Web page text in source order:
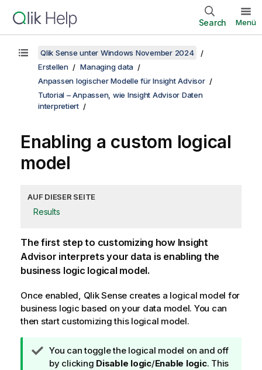
Search Menü
Qlik Sense unter Windows November 2024
Erstellen
Managing data
Anpassen logischer Modelle für Insight Advisor
Tutorial – Anpassen, wie Insight Advisor Daten
interpretiert
Enabling a custom logical
model
AUF DIESER SEITE
Results
The first step to customizing how Insight
Advisor interprets your data is enabling the
business logic logical model.
Once enabled, Qlik Sense creates a logical model for
business logic based on your data model. You can
then start customizing this logical model.
T
i
You can toggle the logical model on and off
by clicking Disable logic/Enable logic. This